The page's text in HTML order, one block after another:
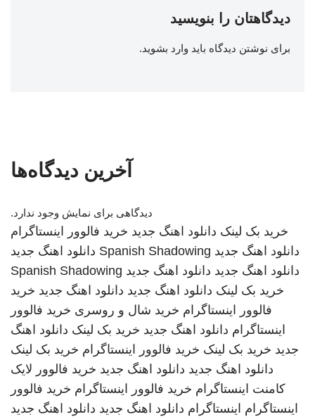
دیدگاهتان را بنویسید
برای نوشتن دیدگاه باید وارد بشوید.
آخرین دیدگاه‌ها
دیدگاهی برای نمایش وجود ندارد.
خرید بک لینک دانلود اهنگ جدید خرید فالوور اینستاگرام
دانلود اهنگ جدید Spanish Shadowing دانلود اهنگ جدید
دانلود اهنگ جدید دانلود اهنگ جدید Spanish Shadowing
خرید بک لینک دانلود اهنگ جدید دانلود اهنگ جدید خرید
فالوور اینستاگرام خرید شال و روسری خرید فالوور
اینستاگرام دانلود اهنگ جدید خرید بک لینک دانلود اهنگ
جدید خرید بک لینک خرید فالوور اینستاگرام خرید بک لینک
دانلود اهنگ جدید دانلود اهنگ جدید خرید فالوور لایک
کامنت اینستاگرام خرید فالوور اینستاگرام خرید فالوور
اینستاگرام اینستاگرام دانلود اهنگ جدید دانلود اهنگ جدید